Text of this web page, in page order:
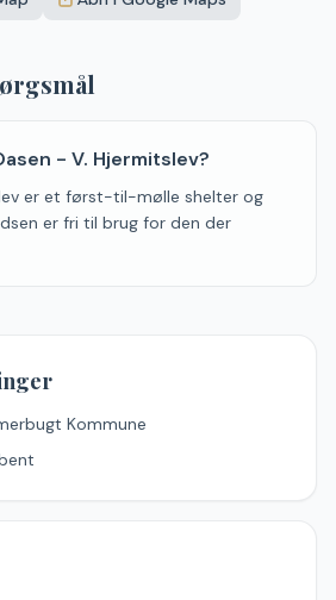
- V. Hjermitslev?
er et først-til-mølle shelter og
er fri til brug for den der
Kommune